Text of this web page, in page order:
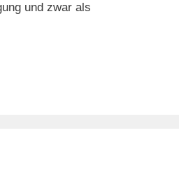
und zwar als